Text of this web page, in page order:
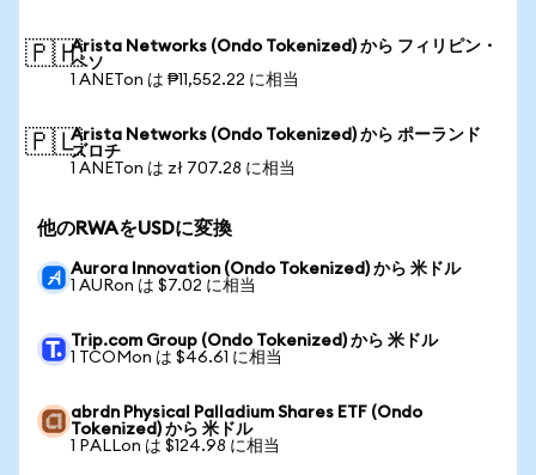
🇵🇭Arista Networks (Ondo Tokenized) から フィリピン・
ペソ
1 ANETon は ₱11,552.22 に相当
🇵🇱Arista Networks (Ondo Tokenized) から ポーランド
ズロチ
1 ANETon は zł 707.28 に相当
他のRWAをUSDに変換
Aurora Innovation (Ondo Tokenized) から 米ドル
1 AURon は $7.02 に相当
Trip.com Group (Ondo Tokenized) から 米ドル
1 TCOMon は $46.61 に相当
abrdn Physical Palladium Shares ETF (Ondo
Tokenized) から 米ドル
1 PALLon は $124.98 に相当